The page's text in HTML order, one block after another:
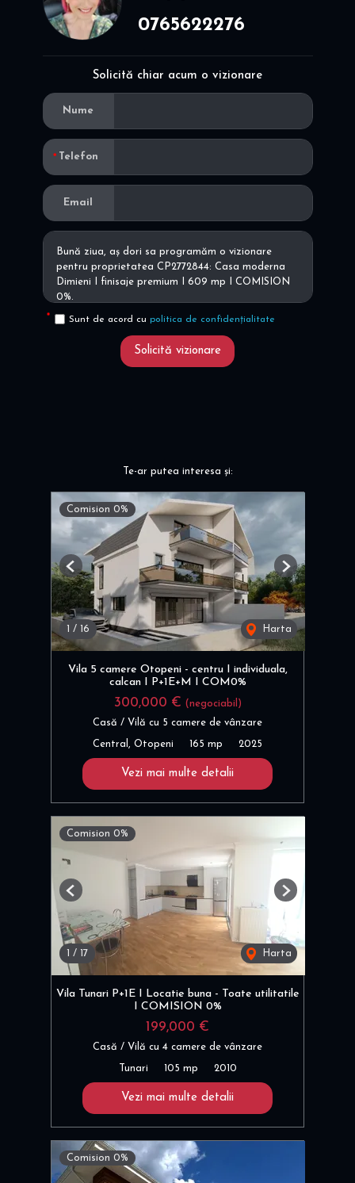
0765622276
Solicită chiar acum o vizionare
Nume
Telefon
Email
Sunt de acord cu politica de confidențialitate
Solicită vizionare
Te-ar putea interesa și:
Comision 0%
/ 16 Harta
Previous Next
Vila 5 camere Otopeni - centru I individuala,
calcan I P+1E+M I COM0%
300,000 € (negociabil)
Casă / Vilă cu 5 camere de vânzare
Central, Otopeni 165 mp 2025
Vezi mai multe detalii
Comision 0%
/ 17 Harta
Previous Next
Vila Tunari P+1E I Locatie buna - Toate utilitatile
I COMISION 0%
199,000 €
Casă / Vilă cu 4 camere de vânzare
Tunari 105 mp 2010
Vezi mai multe detalii
Comision 0%